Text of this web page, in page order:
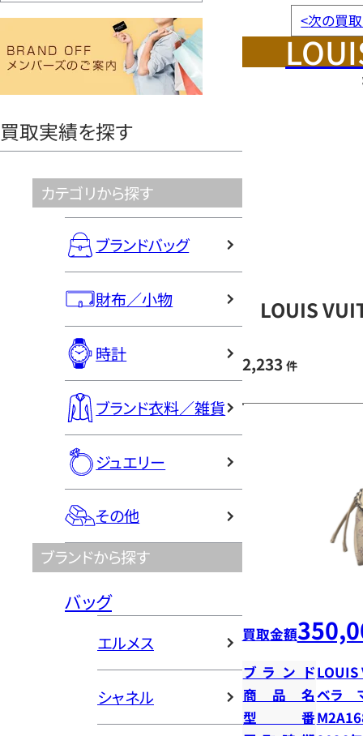
ヤ
買取実績を探す
カテゴリから探す
ブランドバッグ
財布／小物
時計
ブランド衣料／雑貨
ジュエリー
その他
ブランドから探す
バッグ
エルメス
シャネル
<次の買
LOUIS
2,233 件
買取金額
ブランドLOUIS
商品名ベラ
型番